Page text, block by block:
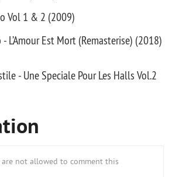
Vol 1 & 2 (2009)
L’Amour Est Mort (Remasterise) (2018)
- Une Speciale Pour Les Halls Vol.2
are not allowed to comment this